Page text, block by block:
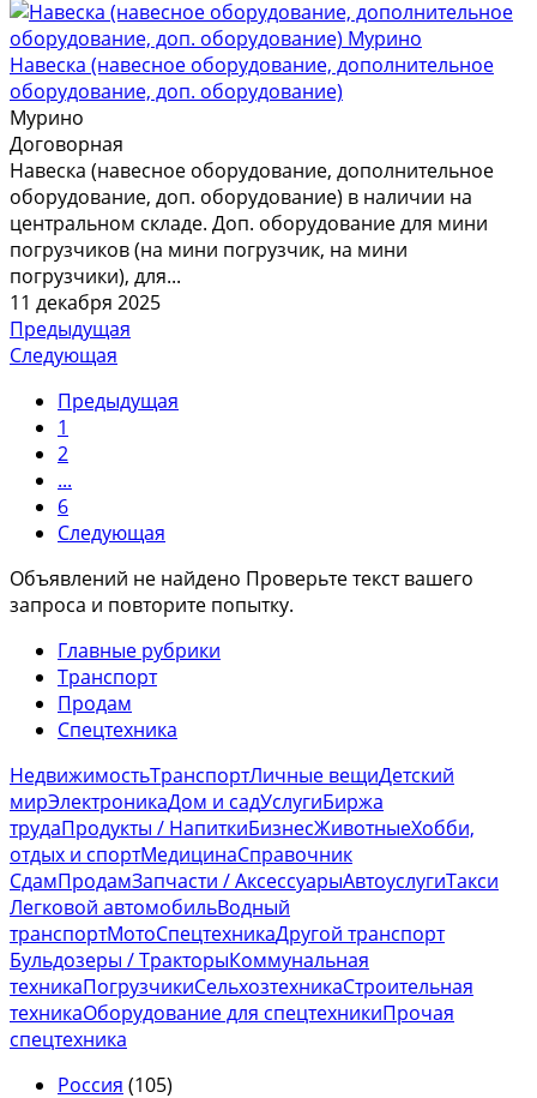
Навеска (навесное оборудование, дополнительное
оборудование, доп. оборудование)
Мурино
Договорная
Навеска (навесное оборудование, дополнительное
оборудование, доп. оборудование) в наличии на
центральном складе. Доп. оборудование для мини
погрузчиков (на мини погрузчик, на мини
погрузчики), для...
11 декабря 2025
Предыдущая
Следующая
Предыдущая
1
2
...
6
Следующая
Объявлений не найдено Проверьте текст вашего
запроса и повторите попытку.
Главные рубрики
Транспорт
Продам
Спецтехника
НедвижимостьТранспортЛичные вещиДетский
мирЭлектроникаДом и садУслугиБиржа
трудаПродукты / НапиткиБизнесЖивотныеХобби,
отдых и спортМедицинаСправочник
СдамПродамЗапчасти / АксессуарыАвтоуслугиТакси
Легковой автомобильВодный
транспортМотоСпецтехникаДругой транспорт
Бульдозеры / ТракторыКоммунальная
техникаПогрузчикиСельхозтехникаСтроительная
техникаОборудование для спецтехникиПрочая
спецтехника
Россия (105)